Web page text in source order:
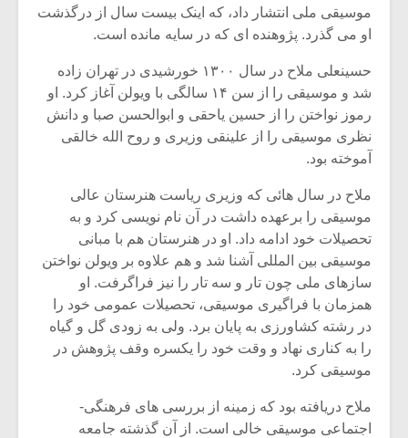
موسیقی ملی انتشار داد، که اینک بیست سال از درگذشت
او می گذرد. پژوهنده ای که در سایه مانده است.
حسینعلی ملاح در سال ۱۳۰۰ خورشیدی در تهران زاده
شد و موسیقی را از سن ۱۴ سالگی با ویولن آغاز کرد. او
رموز نواختن را از حسین یاحقی و ابوالحسن صبا و دانش
نظری موسیقی را از علینقی وزیری و روح الله خالقی
آموخته بود.
ملاح در سال هائی که وزیری ریاست هنرستان عالی
موسیقی را برعهده داشت در آن نام نویسی کرد و به
تحصیلات خود ادامه داد. او در هنرستان هم با مبانی
موسیقی بین المللی آشنا شد و هم علاوه بر ویولن نواختن
سازهای ملی چون تار و سه تار را نیز فراگرفت. او
همزمان با فراگیری موسیقی، تحصیلات عمومی خود را
در رشته کشاورزی به پایان برد. ولی به زودی گل و گیاه
را به کناری نهاد و وقت خود را یکسره وقف پژوهش در
موسیقی کرد.
ملاح دریافته بود که زمینه از بررسی های فرهنگی-
اجتماعی موسیقی خالی است. از آن گذشته جامعه
اگر نمی توانی
مشهورترین باشی،
سکانسی